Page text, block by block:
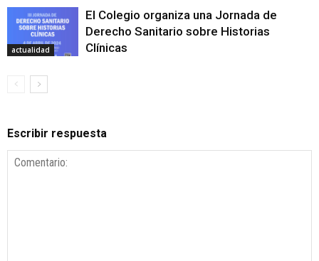
actualidad
El Colegio organiza una Jornada de
Derecho Sanitario sobre Historias
Clínicas
Escribir respuesta